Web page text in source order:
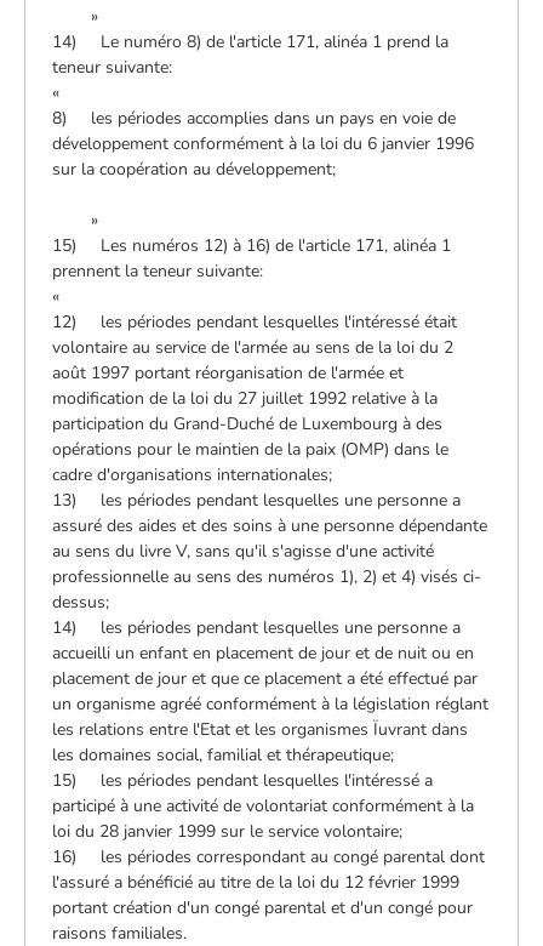
»
14) Le numéro 8) de l'article 171, alinéa 1 prend la
teneur suivante:
«
8) les périodes accomplies dans un pays en voie de
développement conformément à la loi du 6 janvier 1996
sur la coopération au développement;
»
15) Les numéros 12) à 16) de l'article 171, alinéa 1
prennent la teneur suivante:
«
12) les périodes pendant lesquelles l'intéressé était
volontaire au service de l'armée au sens de la loi du 2
août 1997 portant réorganisation de l'armée et
modification de la loi du 27 juillet 1992 relative à la
participation du Grand-Duché de Luxembourg à des
opérations pour le maintien de la paix (OMP) dans le
cadre d'organisations internationales;
13) les périodes pendant lesquelles une personne a
assuré des aides et des soins à une personne dépendante
au sens du livre V, sans qu'il s'agisse d'une activité
professionnelle au sens des numéros 1), 2) et 4) visés ci-
dessus;
14) les périodes pendant lesquelles une personne a
accueilli un enfant en placement de jour et de nuit ou en
placement de jour et que ce placement a été effectué par
un organisme agréé conformément à la législation réglant
les relations entre l'Etat et les organismes Ïuvrant dans
les domaines social, familial et thérapeutique;
15) les périodes pendant lesquelles l'intéressé a
participé à une activité de volontariat conformément à la
loi du 28 janvier 1999 sur le service volontaire;
16) les périodes correspondant au congé parental dont
l'assuré a bénéficié au titre de la loi du 12 février 1999
portant création d'un congé parental et d'un congé pour
raisons familiales.